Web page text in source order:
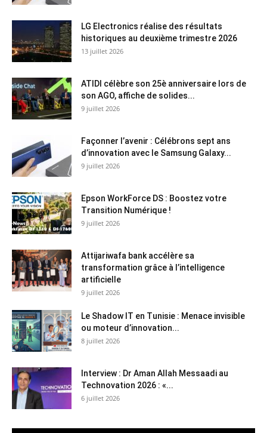
LG Electronics réalise des résultats
historiques au deuxième trimestre 2026
13 juillet 2026
ATIDI célèbre son 25è anniversaire lors de
son AGO, affiche de solides...
9 juillet 2026
Façonner l’avenir : Célébrons sept ans
d’innovation avec le Samsung Galaxy...
9 juillet 2026
Epson WorkForce DS : Boostez votre
Transition Numérique !
9 juillet 2026
Attijariwafa bank accélère sa
transformation grâce à l’intelligence
artificielle
9 juillet 2026
Le Shadow IT en Tunisie : Menace invisible
ou moteur d’innovation...
8 juillet 2026
Interview : Dr Aman Allah Messaadi au
Technovation 2026 : «...
6 juillet 2026